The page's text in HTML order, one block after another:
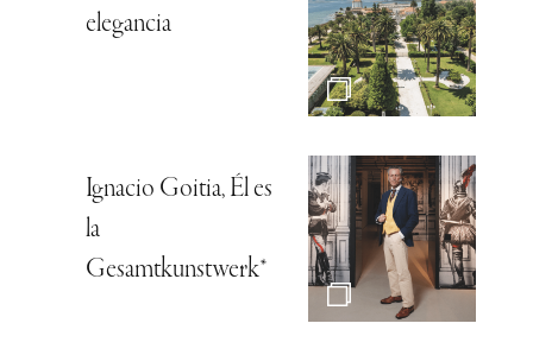
elegancia
Ignacio Goitia, Él es
la
Gesamtkunstwerk*